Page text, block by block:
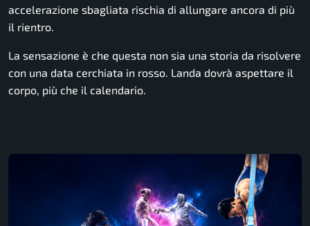
accelerazione sbagliata rischia di allungare ancora di più
il rientro.
La sensazione è che questa non sia una storia da risolvere
con una data cerchiata in rosso. Landa dovrà aspettare il
corpo, più che il calendario.